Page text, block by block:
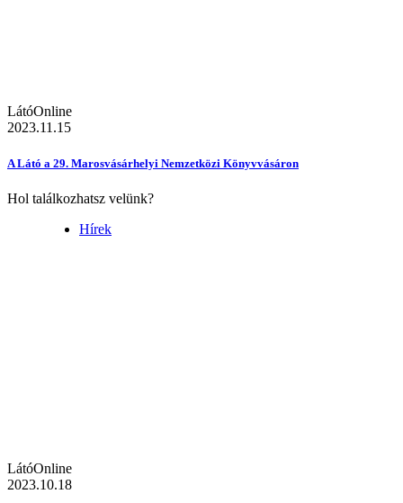
LátóOnline
2023.11.15
A Látó a 29. Marosvásárhelyi Nemzetközi Könyvvásáron
Hol találkozhatsz velünk?
Hírek
LátóOnline
2023.10.18